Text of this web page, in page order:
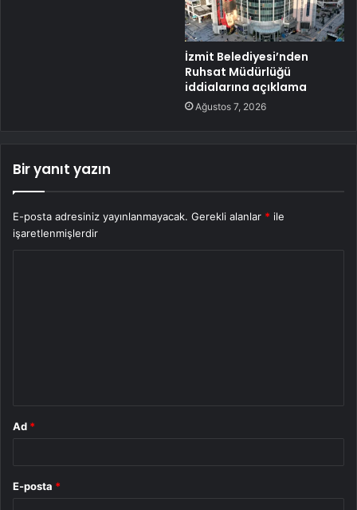
İzmit Belediyesi’nden
Ruhsat Müdürlüğü
iddialarına açıklama
Ağustos 7, 2026
Bir yanıt yazın
E-posta adresiniz yayınlanmayacak. Gerekli alanlar * ile
işaretlenmişlerdir
Ad *
E-posta *